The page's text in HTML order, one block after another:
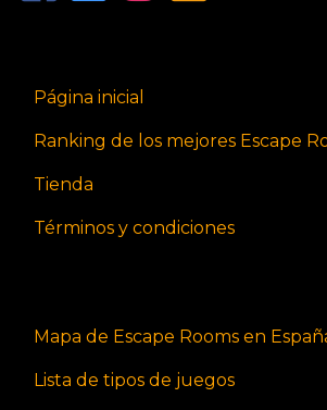
Página inicial
Ranking de los mejores Escape
Tienda
Términos y condiciones
Mapa de Escape Rooms en
Lista de tipos de juegos